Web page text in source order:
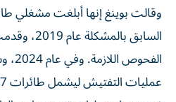
السابق